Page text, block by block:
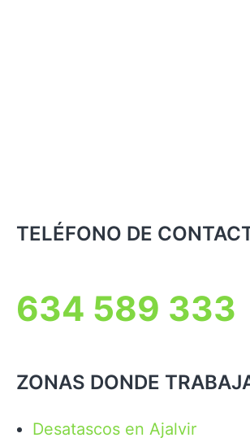
TELÉFONO DE
634 589 333
ZONAS DONDE
Desatascos en Ajalvir